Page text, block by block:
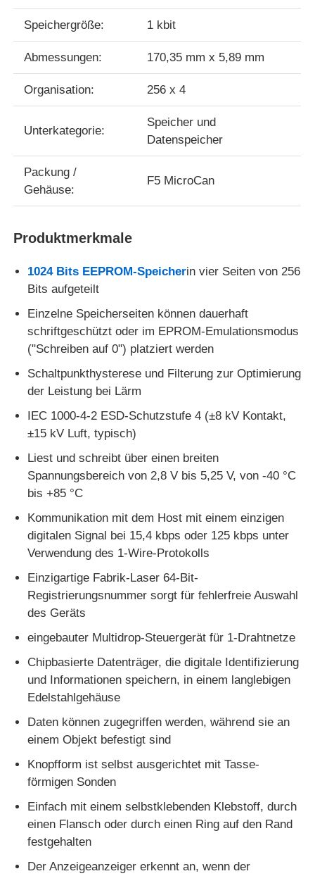
Über uns
Werksbesichtigung
Qualitätskontrolle
Kontakt mit uns
Fälle
FPGA-Feldprogrammierbares Torarray
MCU-Mikroregler-Einheit
SOC-System auf dem Chip
CPLD PLD
Infrarot-Wärmedetektor
Chip DSP IC
D-RAM Speicherchip
eeprom Chip
EPROM IC
Speichergröße: 1 kbit
Abmessungen: 170,35 mm x 5,89 mm
Organisation: 256 x 4
Unterkategorie:
Speicher und
Datenspeicher
Packung /
Gehäuse:
F5 MicroCan
Produktmerkmale
1024 Bits EEPROM-Speicherin vier Seiten von 256
Bits aufgeteilt
Einzelne Speicherseiten können dauerhaft
schriftgeschützt oder im EPROM-Emulationsmodus
("Schreiben auf 0") platziert werden
Schaltpunkthysterese und Filterung zur Optimierung
der Leistung bei Lärm
IEC 1000-4-2 ESD-Schutzstufe 4 (±8 kV Kontakt,
±15 kV Luft, typisch)
Liest und schreibt über einen breiten
Spannungsbereich von 2,8 V bis 5,25 V, von -40 °C
bis +85 °C
Kommunikation mit dem Host mit einem einzigen
digitalen Signal bei 15,4 kbps oder 125 kbps unter
Verwendung des 1-Wire-Protokolls
Einzigartige Fabrik-Laser 64-Bit-
Registrierungsnummer sorgt für fehlerfreie Auswahl
des Geräts
eingebauter Multidrop-Steuergerät für 1-Drahtnetze
Chipbasierte Datenträger, die digitale Identifizierung
und Informationen speichern, in einem langlebigen
Edelstahlgehäuse
Daten können zugegriffen werden, während sie an
einem Objekt befestigt sind
Knopfform ist selbst ausgerichtet mit Tasse-
förmigen Sonden
Einfach mit einem selbstklebenden Klebstoff, durch
einen Flansch oder durch einen Ring auf den Rand
festgehalten
Der Anzeigeanzeiger erkennt an, wenn der